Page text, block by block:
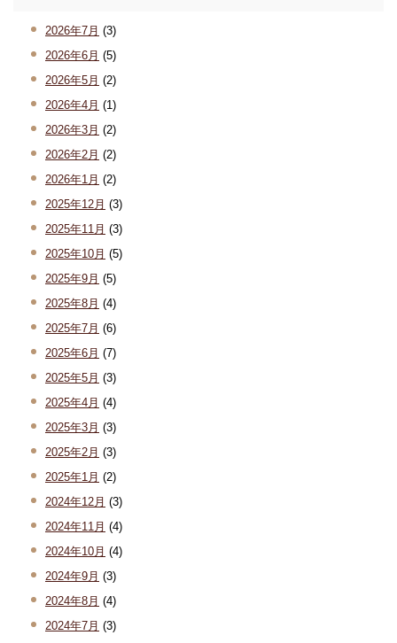
2026年7月 (3)
2026年6月 (5)
2026年5月 (2)
2026年4月 (1)
2026年3月 (2)
2026年2月 (2)
2026年1月 (2)
2025年12月 (3)
2025年11月 (3)
2025年10月 (5)
2025年9月 (5)
2025年8月 (4)
2025年7月 (6)
2025年6月 (7)
2025年5月 (3)
2025年4月 (4)
2025年3月 (3)
2025年2月 (3)
2025年1月 (2)
2024年12月 (3)
2024年11月 (4)
2024年10月 (4)
2024年9月 (3)
2024年8月 (4)
2024年7月 (3)